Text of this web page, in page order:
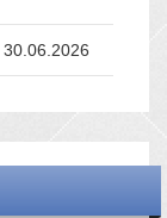
30.06.2026